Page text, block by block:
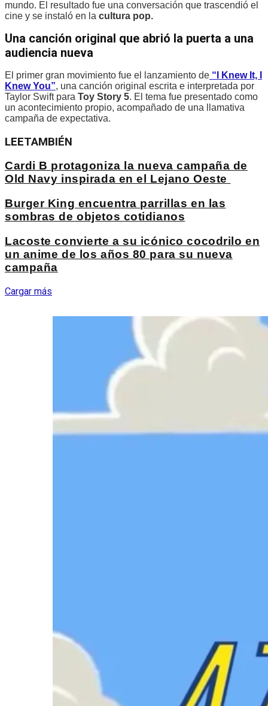
mundo. El resultado fue una conversación que trascendió el
cine y se instaló en la cultura pop.
Una canción original que abrió la puerta a una
audiencia nueva
El primer gran movimiento fue el lanzamiento de “I Knew It, I
Knew You”, una canción original escrita e interpretada por
Taylor Swift para Toy Story 5. El tema fue presentado como
un acontecimiento propio, acompañado de una llamativa
campaña de expectativa.
LEETAMBIÉN
Cardi B protagoniza la nueva campaña de
Old Navy inspirada en el Lejano Oeste
Burger King encuentra parrillas en las
sombras de objetos cotidianos
Lacoste convierte a su icónico cocodrilo en
un anime de los años 80 para su nueva
campaña
Cargar más